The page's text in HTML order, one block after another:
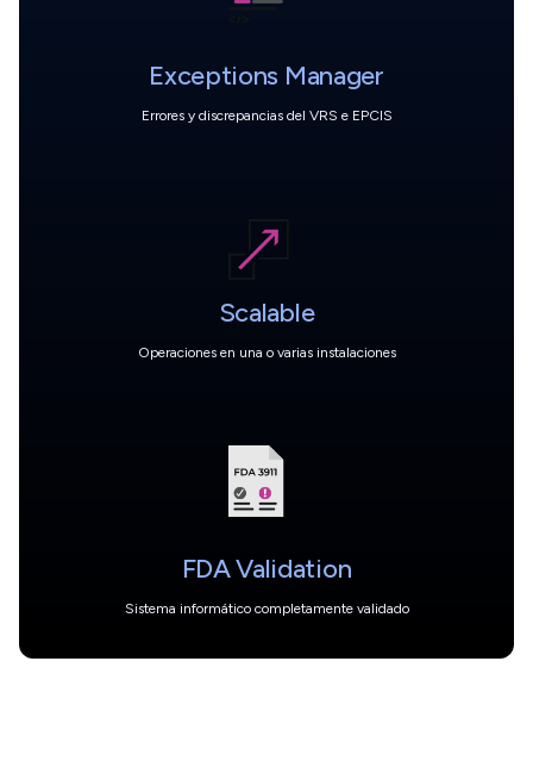
Exceptions Manager
Errores y discrepancias del VRS e EPCIS
Scalable
Operaciones en una o varias instalaciones
FDA Validation
Sistema informático completamente validado